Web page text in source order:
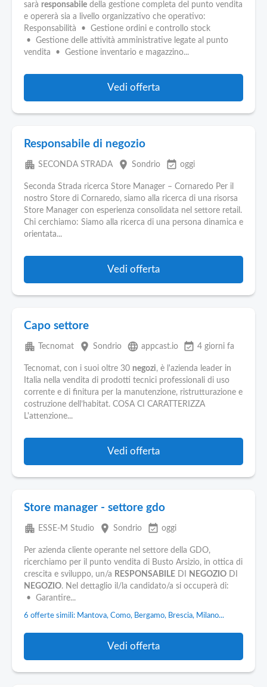
sarà responsabile della gestione completa del punto vendita
e opererà sia a livello organizzativo che operativo:
Responsabilità • Gestione ordini e controllo stock
• Gestione delle attività amministrative legate al punto
vendita • Gestione inventario e magazzino...
Vedi offerta
Responsabile di negozio
apartment SECONDA STRADA place Sondrio event_available oggi
Seconda Strada ricerca Store Manager – Cornaredo Per il
nostro Store di Cornaredo, siamo alla ricerca di una risorsa
Store Manager con esperienza consolidata nel settore retail.
Chi cerchiamo: Siamo alla ricerca di una persona dinamica e
orientata...
Vedi offerta
Capo settore
apartment Tecnomat place Sondrio language appcast.io event_available 4 giorni fa
Tecnomat, con i suoi oltre 30 negozi, è l'azienda leader in
Italia nella vendita di prodotti tecnici professionali di uso
corrente e di finitura per la manutenzione, ristrutturazione e
costruzione dell’habitat. COSA CI CARATTERIZZA
L'attenzione...
Vedi offerta
Store manager - settore gdo
apartment ESSE-M Studio place Sondrio event_available oggi
Per azienda cliente operante nel settore della GDO,
ricerchiamo per il punto vendita di Busto Arsizio, in ottica di
crescita e sviluppo, un/a RESPONSABILE DI NEGOZIO DI
NEGOZIO. Nel dettaglio il/la candidato/a si occuperà di:
• Garantire...
6 offerte simili: Mantova, Como, Bergamo, Brescia, Milano...
Vedi offerta